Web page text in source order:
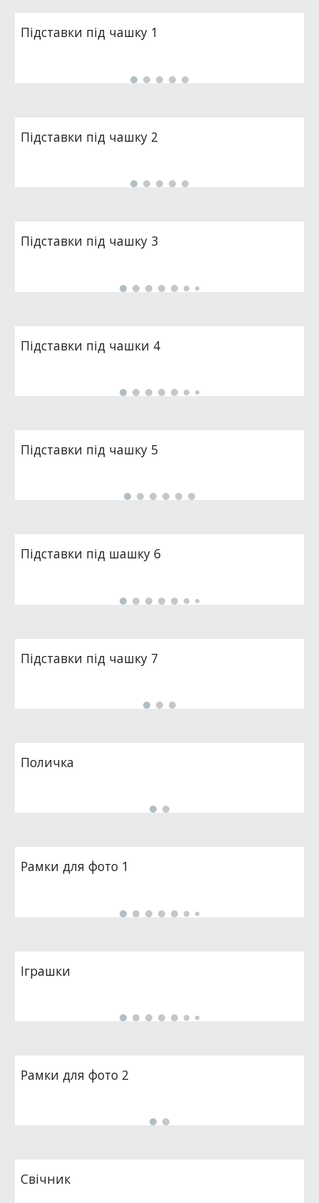
Підставки під чашку 1
Підставки під чашку 2
Підставки під чашку 3
Підставки під чашки 4
Підставки під чашку 5
Підставки під шашку 6
Підставки під чашку 7
Поличка
Рамки для фото 1
Іграшки
Рамки для фото 2
Свічник